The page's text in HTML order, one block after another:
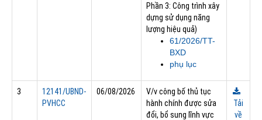
Phần 3: Công trình xây
dựng sử dụng năng
lượng hiệu quả)
61/2026/TT-
BXD
phụ lục
3
12141/UBND-
PVHCC
06/08/2026
V/v công bố thủ tục
hành chính được sửa
đổi, bổ sung lĩnh vực
Tải
về